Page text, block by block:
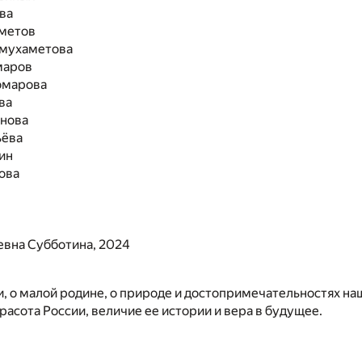
Субботина, 2024
о малой родине, о природе и достопримечательностях
России, величие ее истории и вера в будущее.